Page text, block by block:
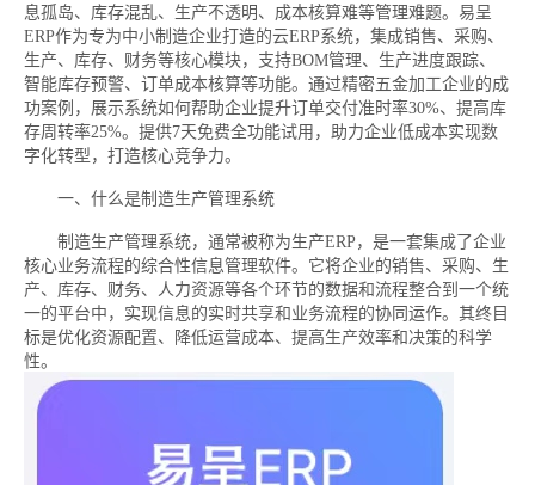
息孤岛、库存混乱、生产不透明、成本核算难等管理难题。易呈
ERP作为专为中小制造企业打造的云ERP系统，集成销售、采购、
生产、库存、财务等核心模块，支持BOM管理、生产进度跟踪、
智能库存预警、订单成本核算等功能。通过精密五金加工企业的成
功案例，展示系统如何帮助企业提升订单交付准时率30%、提高库
存周转率25%。提供7天免费全功能试用，助力企业低成本实现数
字化转型，打造核心竞争力。
一、什么是制造生产管理系统
制造生产管理系统，通常被称为生产ERP，是一套集成了企业
核心业务流程的综合性信息管理软件。它将企业的销售、采购、生
产、库存、财务、人力资源等各个环节的数据和流程整合到一个统
一的平台中，实现信息的实时共享和业务流程的协同运作。其终目
标是优化资源配置、降低运营成本、提高生产效率和决策的科学
性。